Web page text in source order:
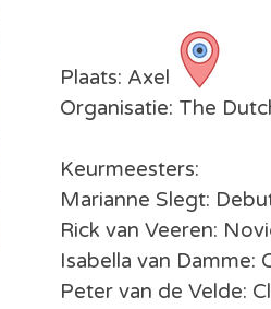
Plaats: Axel
Organisatie: The
Keurmeesters:
Marianne Slegt:
Rick van Veeren:
Isabella van Damme:
Peter van de Velde: